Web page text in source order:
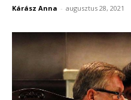
Kárász Anna - augusztus 28, 2021